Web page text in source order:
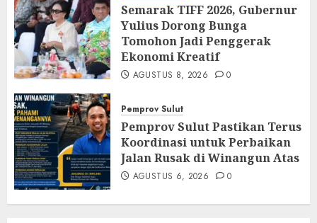
Semarak TIFF 2026, Gubernur
Yulius Dorong Bunga
Tomohon Jadi Penggerak
Ekonomi Kreatif
AGUSTUS 8, 2026 0
Pemprov Sulut
Pemprov Sulut Pastikan Terus
Koordinasi untuk Perbaikan
Jalan Rusak di Winangun Atas
AGUSTUS 6, 2026 0